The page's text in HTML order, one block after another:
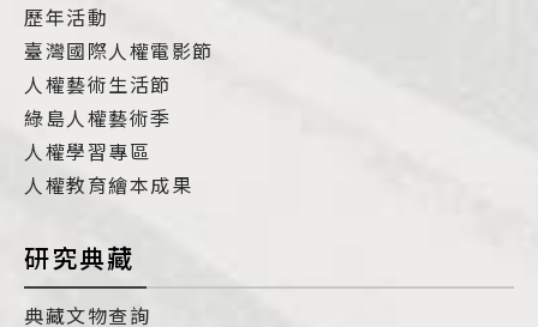
歷年活動
臺灣國際人權電影節
人權藝術生活節
綠島人權藝術季
人權學習專區
人權教育繪本成果
研究典藏
典藏文物查詢